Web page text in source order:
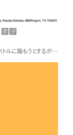
字 デ
第二の刺客、黒須ツーに挑むペルソナ。ツーはナインとのバトルに臨もうとするが、マルチがナイトフォートレスをかかげ前に出る。バレットグリフォンを分析済みのマルチは…